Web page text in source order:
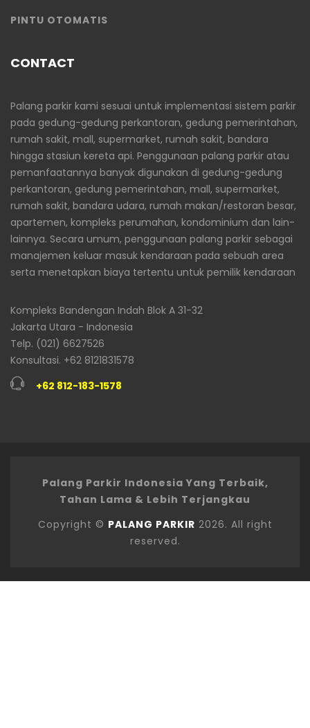
PINTU OTOMATIS
CONTACT
Palang parkir kami sesuai untuk implementasi sistem parkir
pada gedung-gedung perkantoran, gedung pemerintahan,
rumah sakit, mall, supermarket, rumah sakit, bandara
hingga stasiun kereta api. Penggunaan palang parkir atau
pemanfaatannya banyak digunakan di gedung-gedung
perkantoran, gedung pemerintahan, mall, supermarket,
rumah sakit, bandara udara, rumah makan/restoran besar,
apartemen, kompleks perumahan, kondominium dan lain-
lainnya. Secara umum, penggunaan palang parkir sebagai
manajemen keluar masuk kendaraan pada sebuah area
serta menetapkan biaya tertentu untuk pemilik kendaraan
Kompleks Bandengan Indah Blok A 31-32
Jakarta Utara - Indonesia
Telp. (021) 6627526
Konsultasi. +62 8121831578
+62 812-183-1578
Palang Parkir Indonesia Yang Terbaik,
Tahan Lama & Lebih Terjangkau
Copyright © PALANG PARKIR 2026. All right
reserved.